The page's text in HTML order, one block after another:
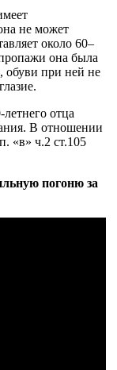
не может
около 60–
она была
обуви при ней не
отца
В отношении
«в» ч.2 ст.105
погоню за